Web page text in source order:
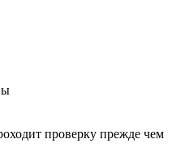
проверку прежде чем